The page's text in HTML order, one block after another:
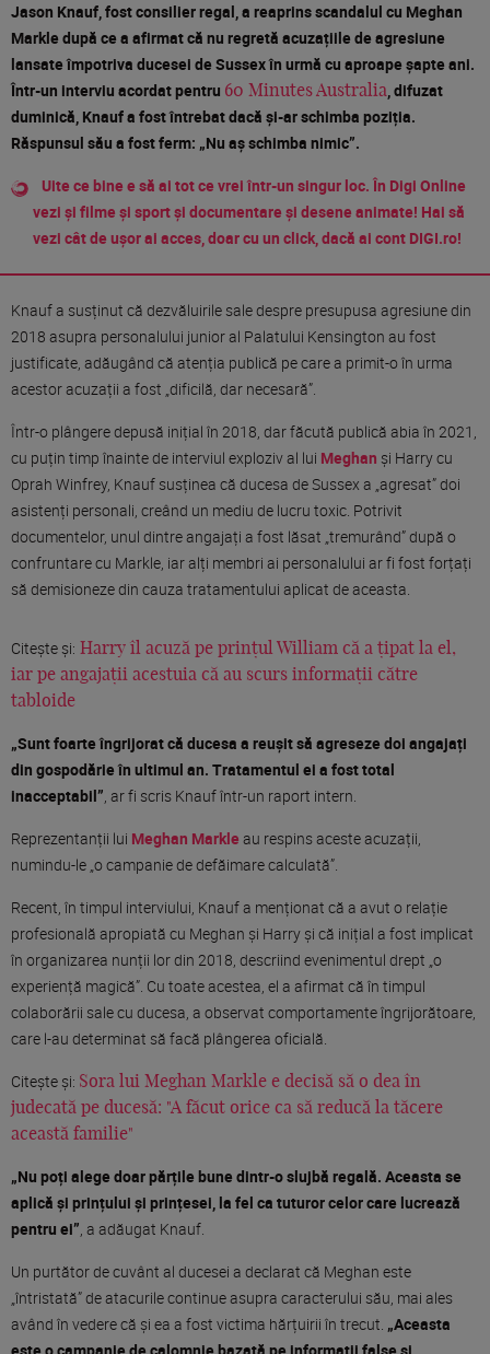
Jason Knauf, fost consilier regal, a reaprins scandalul cu Meghan
Markle după ce a afirmat că nu regretă acuzațiile de agresiune
lansate împotriva ducesei de Sussex în urmă cu aproape șapte ani.
Într-un interviu acordat pentru 60 Minutes Australia, difuzat
duminică, Knauf a fost întrebat dacă și-ar schimba poziția.
Răspunsul său a fost ferm: „Nu aș schimba nimic”.
Uite ce bine e să ai tot ce vrei într-un singur loc. În Digi Online
vezi și filme și sport și documentare și desene animate! Hai să
vezi cât de ușor ai acces, doar cu un click, dacă ai cont DIGI.ro!
Knauf a susținut că dezvăluirile sale despre presupusa agresiune din
2018 asupra personalului junior al Palatului Kensington au fost
justificate, adăugând că atenția publică pe care a primit-o în urma
acestor acuzații a fost „dificilă, dar necesară”.
Într-o plângere depusă inițial în 2018, dar făcută publică abia în 2021,
cu puțin timp înainte de interviul exploziv al lui Meghan și Harry cu
Oprah Winfrey, Knauf susținea că ducesa de Sussex a „agresat” doi
asistenți personali, creând un mediu de lucru toxic. Potrivit
documentelor, unul dintre angajați a fost lăsat „tremurând” după o
confruntare cu Markle, iar alți membri ai personalului ar fi fost forțați
să demisioneze din cauza tratamentului aplicat de aceasta.
Citește și: Harry îl acuză pe prinţul William că a ţipat la el,
iar pe angajaţii acestuia că au scurs informaţii către
tabloide
„Sunt foarte îngrijorat că ducesa a reușit să agreseze doi angajați
din gospodărie în ultimul an. Tratamentul ei a fost total
inacceptabil”, ar fi scris Knauf într-un raport intern.
Reprezentanții lui Meghan Markle au respins aceste acuzații,
numindu-le „o campanie de defăimare calculată”.
Recent, în timpul interviului, Knauf a menționat că a avut o relație
profesională apropiată cu Meghan și Harry și că inițial a fost implicat
în organizarea nunții lor din 2018, descriind evenimentul drept „o
experiență magică”. Cu toate acestea, el a afirmat că în timpul
colaborării sale cu ducesa, a observat comportamente îngrijorătoare,
care l-au determinat să facă plângerea oficială.
Citește și: Sora lui Meghan Markle e decisă să o dea în
judecată pe ducesă: "A făcut orice ca să reducă la tăcere
această familie"
„Nu poți alege doar părțile bune dintr-o slujbă regală. Aceasta se
aplică și prințului și prințesei, la fel ca tuturor celor care lucrează
pentru ei”, a adăugat Knauf.
Un purtător de cuvânt al ducesei a declarat că Meghan este
„întristată” de atacurile continue asupra caracterului său, mai ales
având în vedere că și ea a fost victima hărțuirii în trecut. „Aceasta